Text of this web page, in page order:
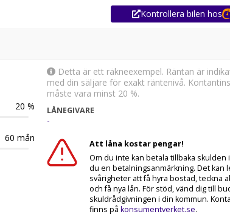
Kontrollera bilen hos
20 %
60 mån
Detta är ett räkneexempel. Räntan är
med din säljare för exakt räntenivå.
måste vara minst 20 %.
LÅNEGIVARE
-
Att låna kostar pengar!
Om du inte kan betala tillbaka skulden
du en betalningsanmärkning. Det kan
svårigheter att få hyra bostad, teckna
och få nya lån. För stöd, vänd dig till
skuldrådgivningen i din kommun.
finns på konsumentverket.se.